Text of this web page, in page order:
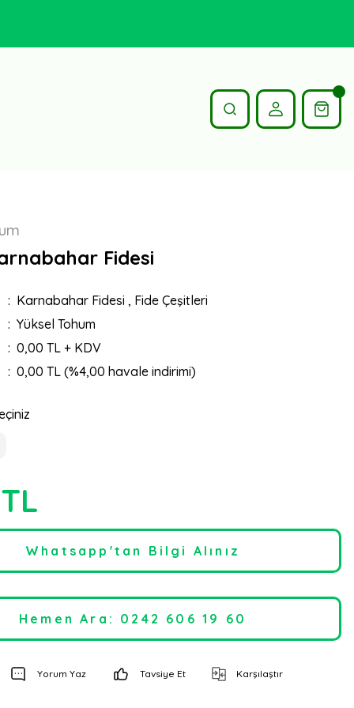
Fidesi
Karnabahar Fidesi , Fide Çeşitleri
Yüksel Tohum
0,00 TL + KDV
0,00 TL (%4,00 havale indirimi)
Whatsapp'tan Bilgi Alınız
Hemen Ara: 0242 606 19 60
Yorum Yaz Tavsiye Et Karşılaştır